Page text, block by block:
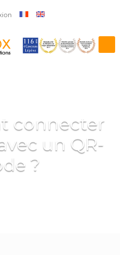
connecter
un QR-
?